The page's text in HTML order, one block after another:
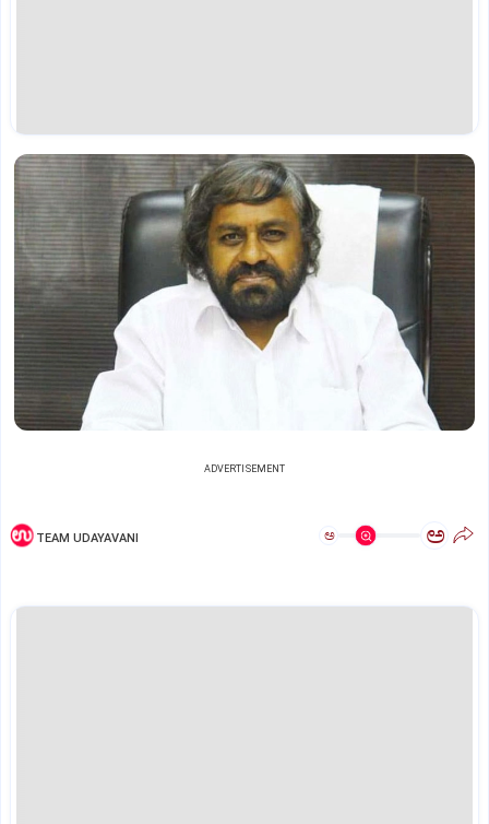
ADVERTISEMENT
TEAM UDAYAVANI ಅ ಅ